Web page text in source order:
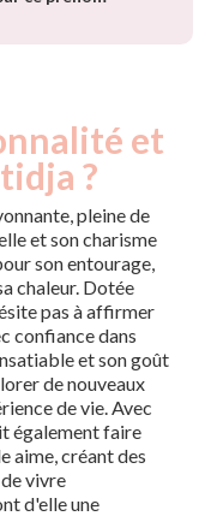
et
?
pleine de
et son charisme
son entourage,
chaleur. Dotée
pas à affirmer
confiance dans
et son goût
de nouveaux
de vie. Avec
également faire
aime, créant des
vivre
d'elle une